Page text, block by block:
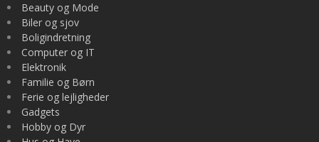
Beauty og Mode
Biler og sjov
Boligindretning
Computer og IT
Elektronik
Familie og Børn
Ferie og lejligheder
Gadgets
Hobby og Dyr